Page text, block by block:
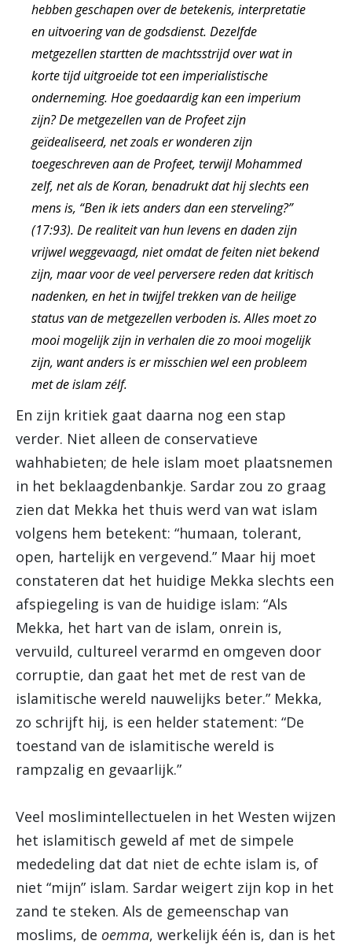
hebben geschapen over de betekenis, interpretatie
en uitvoering van de godsdienst. Dezelfde
metgezellen startten de machtsstrijd over wat in
korte tijd uitgroeide tot een imperialistische
onderneming. Hoe goedaardig kan een imperium
zijn? De metgezellen van de Profeet zijn
geïdealiseerd, net zoals er wonderen zijn
toegeschreven aan de Profeet, terwijl Mohammed
zelf, net als de Koran, benadrukt dat hij slechts een
mens is, “Ben ik iets anders dan een sterveling?”
(17:93). De realiteit van hun levens en daden zijn
vrijwel weggevaagd, niet omdat de feiten niet bekend
zijn, maar voor de veel perversere reden dat kritisch
nadenken, en het in twijfel trekken van de heilige
status van de metgezellen verboden is. Alles moet zo
mooi mogelijk zijn in verhalen die zo mooi mogelijk
zijn, want anders is er misschien wel een probleem
met de islam zélf.
En zijn kritiek gaat daarna nog een stap
verder. Niet alleen de conservatieve
wahhabieten; de hele islam moet plaatsnemen
in het beklaagdenbankje. Sardar zou zo graag
zien dat Mekka het thuis werd van wat islam
volgens hem betekent: “humaan, tolerant,
open, hartelijk en vergevend.” Maar hij moet
constateren dat het huidige Mekka slechts een
afspiegeling is van de huidige islam: “Als
Mekka, het hart van de islam, onrein is,
vervuild, cultureel verarmd en omgeven door
corruptie, dan gaat het met de rest van de
islamitische wereld nauwelijks beter.” Mekka,
zo schrijft hij, is een helder statement: “De
toestand van de islamitische wereld is
rampzalig en gevaarlijk.”
Veel moslimintellectuelen in het Westen wijzen
het islamitisch geweld af met de simpele
mededeling dat dat niet de echte islam is, of
niet “mijn” islam. Sardar weigert zijn kop in het
zand te steken. Als de gemeenschap van
moslims, de oemma, werkelijk één is, dan is het